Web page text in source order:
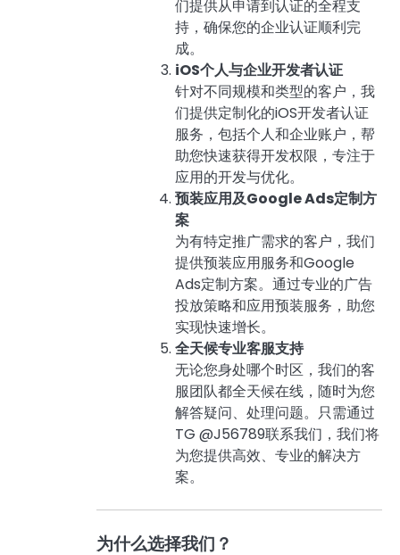
们提供从申请到认证的全程支
持，确保您的企业认证顺利完
成。
iOS个人与企业开发者认证
针对不同规模和类型的客户，我
们提供定制化的iOS开发者认证
服务，包括个人和企业账户，帮
助您快速获得开发权限，专注于
应用的开发与优化。
预装应用及Google Ads定制方
案
为有特定推广需求的客户，我们
提供预装应用服务和Google
Ads定制方案。通过专业的广告
投放策略和应用预装服务，助您
实现快速增长。
全天候专业客服支持
无论您身处哪个时区，我们的客
服团队都全天候在线，随时为您
解答疑问、处理问题。只需通过
TG @J56789联系我们，我们将
为您提供高效、专业的解决方
案。
为什么选择我们？